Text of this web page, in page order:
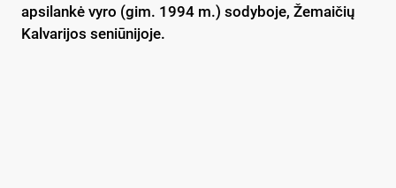
apsilankė vyro (gim. 1994 m.) sodyboje, Žemaičių
Kalvarijos seniūnijoje.